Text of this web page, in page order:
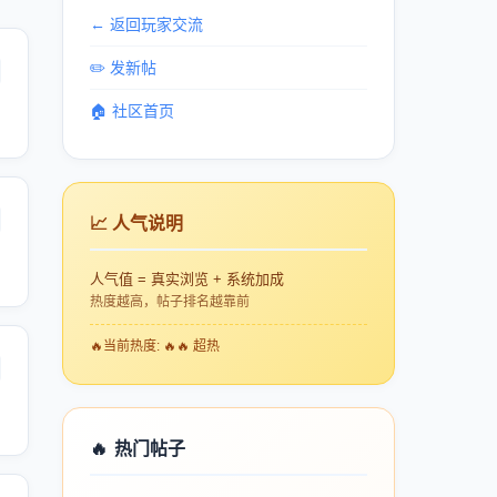
← 返回玩家交流
✏️ 发新帖
🏠 社区首页
📈 人气说明
人气值 = 真实浏览 + 系统加成
热度越高，帖子排名越靠前
🔥 当前热度: 🔥🔥 超热
🔥 热门帖子